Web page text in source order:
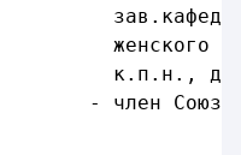
член
- член